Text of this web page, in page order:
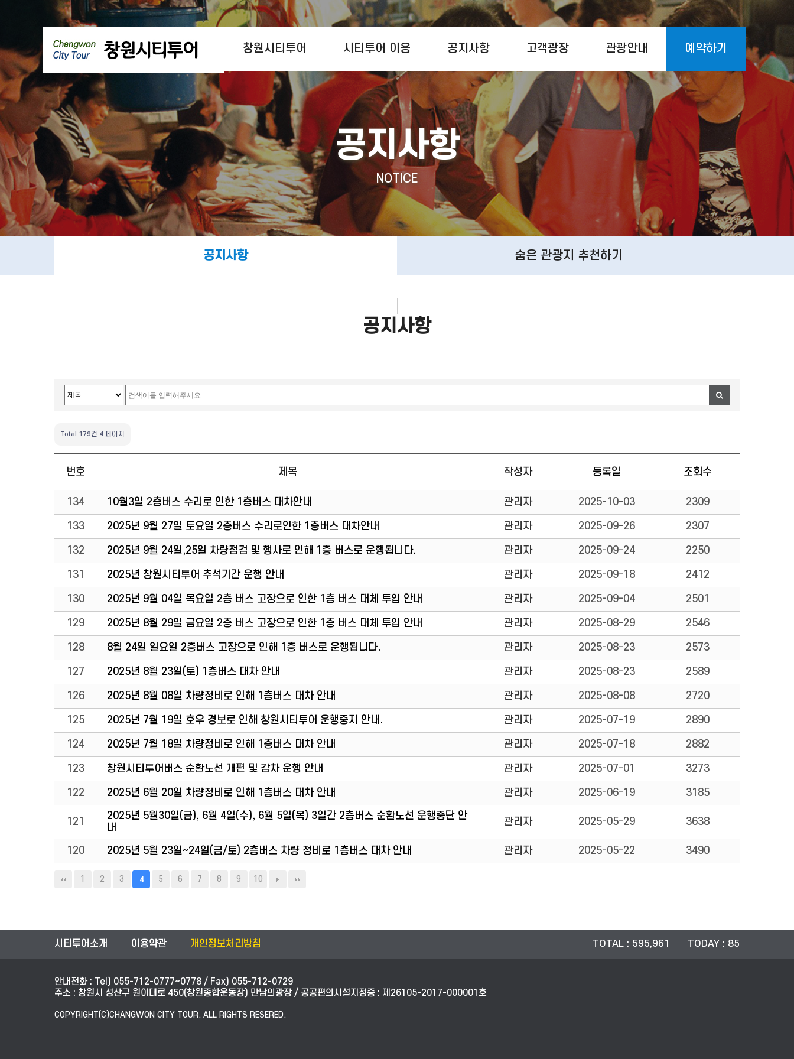
창원시티투어 시티투어 이용 공지사항 고객광장 관광안내 예약하기
공지사항
NOTICE
공지사항 숨은 관광지 추천하기
공지사항
Total 179건 4 페이지
번호 제목 작성자 등록일 조회수
134 10월3일 2층버스 수리로 인한 1층버스 대차안내 관리자 2025-10-03 2309
133 2025년 9월 27일 토요일 2층버스 수리로인한 1층버스 대차안내 관리자 2025-09-26 2307
132 2025년 9월 24일,25일 차량점검 및 행사로 인해 1층 버스로 운행됩니다. 관리자 2025-09-24 2250
131 2025년 창원시티투어 추석기간 운행 안내 관리자 2025-09-18 2412
130 2025년 9월 04일 목요일 2층 버스 고장으로 인한 1층 버스 대체 투입 안내 관리자 2025-09-04 2501
129 2025년 8월 29일 금요일 2층 버스 고장으로 인한 1층 버스 대체 투입 안내 관리자 2025-08-29 2546
128 8월 24일 일요일 2층버스 고장으로 인해 1층 버스로 운행됩니다. 관리자 2025-08-23 2573
127 2025년 8월 23일(토) 1층버스 대차 안내 관리자 2025-08-23 2589
126 2025년 8월 08일 차량정비로 인해 1층버스 대차 안내 관리자 2025-08-08 2720
125 2025년 7월 19일 호우 경보로 인해 창원시티투어 운행중지 안내. 관리자 2025-07-19 2890
124 2025년 7월 18일 차량정비로 인해 1층버스 대차 안내 관리자 2025-07-18 2882
123 창원시티투어버스 순환노선 개편 및 감차 운행 안내 관리자 2025-07-01 3273
122 2025년 6월 20일 차량정비로 인해 1층버스 대차 안내 관리자 2025-06-19 3185
121
2025년 5월30일(금), 6월 4일(수), 6월 5일(목) 3일간 2층버스 순환노선 운행중단 안
내
관리자 2025-05-29 3638
120 2025년 5월 23일~24일(금/토) 2층버스 차량 정비로 1층버스 대차 안내 관리자 2025-05-22 3490
1 2 3 4 5 6 7 8 9 10
시티투어소개 이용약관 개인정보처리방침 TOTAL : 595,961 TODAY : 85
안내전화 : Tel) 055-712-0777~0778 / Fax) 055-712-0729
주소 : 창원시 성산구 원이대로 450(창원종합운동장) 만남의광장 / 공공편의시설지정증 : 제26105-2017-000001호
COPYRIGHT(C)CHANGWON CITY TOUR. ALL RIGHTS RESERED.